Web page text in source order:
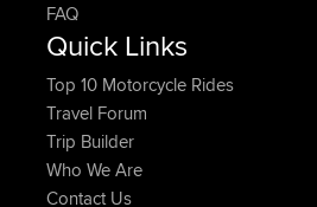
FAQ
Quick Links
Top 10 Motorcycle Rides
Travel Forum
Trip Builder
Who We Are
Contact Us